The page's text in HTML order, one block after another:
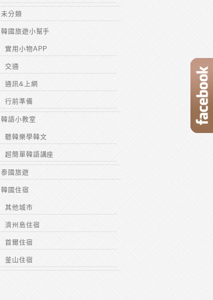
未分類
韓國旅遊小幫手
實用小物APP
交通
通訊&上網
行前準備
韓語小教室
聽韓樂學韓文
超簡單韓語講座
泰國旅遊
韓國住宿
其他城市
濟州島住宿
首爾住宿
釜山住宿